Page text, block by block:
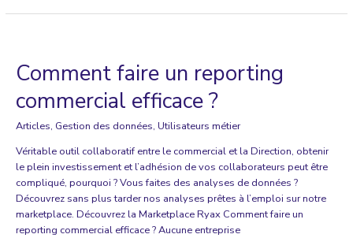
minutes,
identifiez
meilleurs
clients
Comment faire un reporting
commercial efficace ?
Articles, Gestion des données, Utilisateurs métier
Véritable outil collaboratif entre le commercial et la Direction, obtenir
le plein investissement et l’adhésion de vos collaborateurs peut être
compliqué, pourquoi ? Vous faites des analyses de données ?
Découvrez sans plus tarder nos analyses prêtes à l’emploi sur notre
marketplace. Découvrez la Marketplace Ryax Comment faire un
reporting commercial efficace ? Aucune entreprise